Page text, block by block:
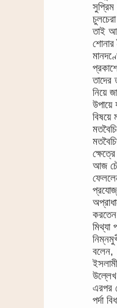
সুপ্রিম
তাই
শোনার
নিয়ে
উপায়ে
বিষয়ে
আজ
করতেন
মিথ্যা
বলেন,
এরপর
পর্দা